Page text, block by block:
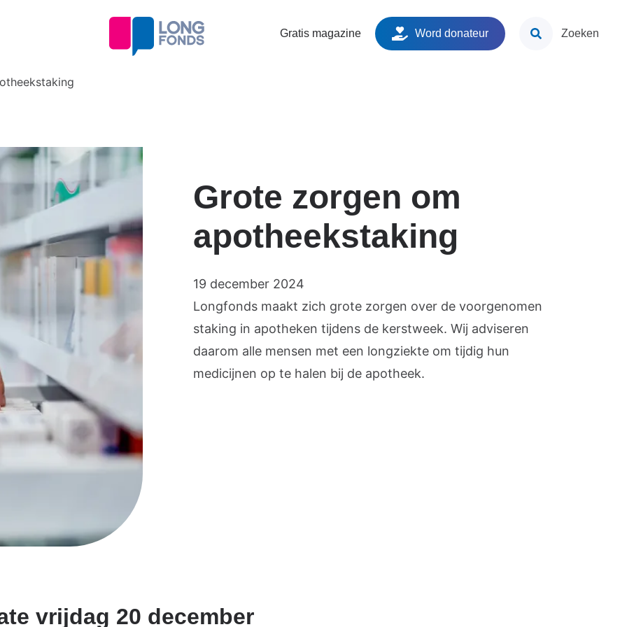
Gratis magazine Word donateur Zoeken
Grote zorgen om
apotheekstaking
19 december 2024
Longfonds maakt zich grote zorgen over de voorgenomen
staking in apotheken tijdens de kerstweek. Wij adviseren
daarom alle mensen met een longziekte om tijdig hun
medicijnen op te halen bij de apotheek.
vrijdag 20 december